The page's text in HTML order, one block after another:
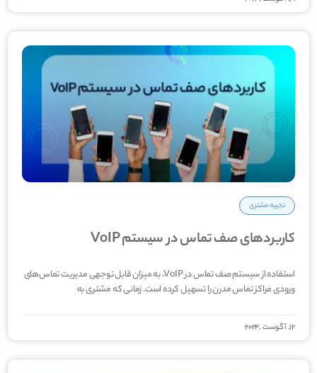
تجربه مشتری
کاربردهای صف تماس در سیستم VoIP
استفاده از سیستم صف تماس در VoIP، به میزان قابل توجهی مدیریت تماس­‌های
ورودی مراکز تماس مدرن را تسهیل کرده است. زمانی که مشتری به
12, آگوست ,2024